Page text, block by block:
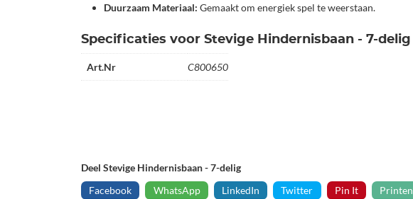
Duurzaam Materiaal: Gemaakt om energiek spel te weerstaan.
Specificaties voor Stevige Hindernisbaan - 7-delig
Art.Nr C800650
Deel Stevige Hindernisbaan - 7-delig
Facebook
WhatsApp LinkedIn Twitter Pin It Printen